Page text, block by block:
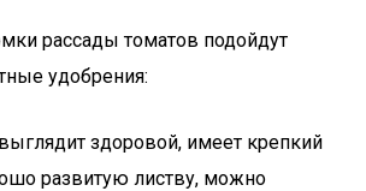
рассады томатов подойдут
удобрения:
здоровой, имеет крепкий
развитую листву, можно